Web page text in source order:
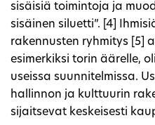
sisäisiä toimintoja ja
sisäinen siluetti”. [4]
rakennusten ryhmitys [5]
esimerkiksi torin äärelle,
useissa suunnitelmissa.
hallinnon ja kulttuurin
sijaitsevat keskeisesti